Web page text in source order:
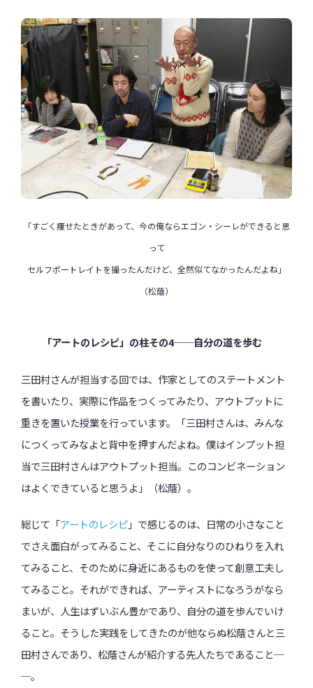
「すごく痩せたときがあって、今の俺ならエゴン・シーレができると思
って
セルフポートレイトを撮ったんだけど、全然似てなかったんだよね」
（松蔭）
「アートのレシピ」の柱その4──自分の道を歩む
三田村さんが担当する回では、作家としてのステートメント
を書いたり、実際に作品をつくってみたり、アウトプットに
重きを置いた授業を行っています。「三田村さんは、みんな
につくってみなよと背中を押すんだよね。僕はインプット担
当で三田村さんはアウトプット担当。このコンビネーション
はよくできていると思うよ」（松蔭）。
総じて「アートのレシピ」で感じるのは、日常の小さなこと
でさえ面白がってみること、そこに自分なりのひねりを入れ
てみること、そのために身近にあるものを使って創意工夫し
てみること。それができれば、アーティストになろうがなら
まいが、人生はずいぶん豊かであり、自分の道を歩んでいけ
ること。そうした実践をしてきたのが他ならぬ松蔭さんと三
田村さんであり、松蔭さんが紹介する先人たちであること─
─。